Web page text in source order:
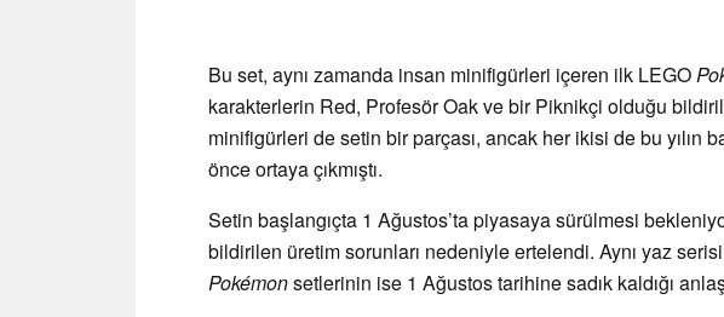
Bu set, aynı zamanda insan minifigürleri içeren ilk LEGO
karakterlerin Red, Profesör Oak ve bir Piknikçi olduğu
minifigürleri de setin bir parçası, ancak her ikisi de bu yılın
önce ortaya çıkmıştı.
Setin başlangıçta 1 Ağustos’ta piyasaya sürülmesi
bildirilen üretim sorunları nedeniyle ertelendi. Aynı yaz
Pokémonsetlerinin ise 1 Ağustos tarihine sadık kaldığı